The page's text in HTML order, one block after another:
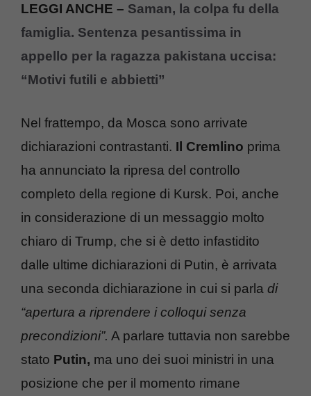
LEGGI ANCHE – Saman, la colpa fu della
famiglia. Sentenza pesantissima in
appello per la ragazza pakistana uccisa:
“Motivi futili e abbietti”
Nel frattempo, da Mosca sono arrivate
dichiarazioni contrastanti. Il Cremlino prima
ha annunciato la ripresa del controllo
completo della regione di Kursk. Poi, anche
in considerazione di un messaggio molto
chiaro di Trump, che si è detto infastidito
dalle ultime dichiarazioni di Putin, è arrivata
una seconda dichiarazione in cui si parla di
“apertura a riprendere i colloqui senza
precondizioni”. A parlare tuttavia non sarebbe
stato Putin, ma uno dei suoi ministri in una
posizione che per il momento rimane